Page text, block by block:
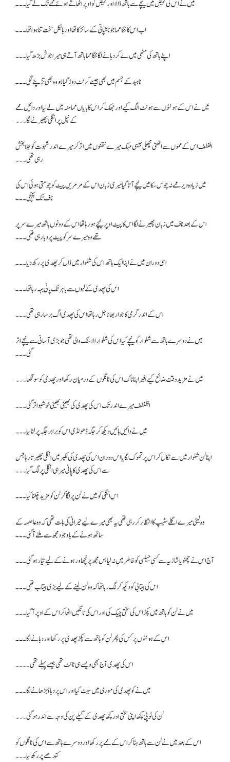
میں نے اس کی قمیض میں نیچے سے ہاتھ ڈالا اور قمیض کو اوپر اٹھاتے ہوئے مممے تک لے گیا ۔۔۔
اب اس کا ننگا مما جو ناشپاتی کے سائز کا تھا اور بالکل سخت تنا ہوا تھا۔۔۔
اپنے ہاتھ کی مٹھی میں لے کر دبانے لگا ننگا مما ہاتھ آتے ہی میرا جوش بڑھ گیا۔۔۔
ناہید کے جسم میں بھی جیسے کرنٹ دوڑ گیا ہو وہ بھی تڑپنے لگی۔۔۔
میں نے اس کے ہونٹوں سے ہونٹ الگ کیے اور جھک کر اس کا بایاں مما منہ میں لے لیا اور دائیں ممے
کے نپل پر انگلی پھیرنے لگا۔۔۔
افففف اس کے مموں سے اٹھتی مچھلی جیسی مہک میرے نتھنوں میں اتر کر میرے اندر شہوت کو جلا بخش
رہی تھی۔۔۔
میں زیادہ دیر ممے نہ چوس سکا میں نیچے آتا گیا میری زبان اس کے مرمریں پیٹ کو چومتی ہوئی اس کی
ناف تک پہنچی ۔۔۔
اس کے بعد ناف میں زبان پھیرنے لگا اس کا پیٹ اوپر نیچے ہو رہا تھا اس کے دونوں ہاتھ میرے سر پر
تھے وہ میرے سر کو پیٹ پر دبا رہی تھی۔۔۔
اسی دوران میں نے اپنا ایک ہاتھ اس کی شلوار میں ڈال کر پھدی پر رکھ دیا۔۔۔
اس کی پھدی کے لبوں سے باہر تک پانی بہہ رہا تھا۔۔۔
اس کے اندر گرمی کا جوار بھاٹا جل رہا تھا اس کی پھدی اگ برسا رہی تھی۔۔۔
میں نے دوسرے ہاتھ سے شلوار کو نیچے کیا اس کی شلوار الاسٹک والی تھی جو بڑی آسانی سے نیچے اتر
گئی۔۔۔
میں نے مزید وقت ضائع کیے بغیر اپنا ناک اس کی ٹانگوں کے درمیان رکھا اور پھدی کو سونگھا۔۔۔
اففففف میرے اندر تک اس کی پھدی کی بھینی بھینی خوشبو اتر گئی۔۔۔
میں نے دائیں بائیں دیکھ کر جگہ ڈھونڈی اس کو برابر جگہ پر لٹا لیا۔۔۔
اپنا لن شلوار میں سے نکال کر اس پر تھوک لگایا اس دوران اس کی پھدی کی لکیر میں انگلی پھیرتا رہا جس
سے اس کی پھدی کا پانی میرہی انگلی پر لگ گیا۔۔۔
اس انگلی کو میں نے لن پر لگا کر لن کو مزید چکنا کیا۔۔۔
وہ لیٹی میرے اگلے سٹیپ کا انتظار کر رہی تھی یہ بھی میرے لیے حیرانی کی بات تھی کہ وہ عاصمہ کے
ساتھ ہونے کے باوجود مجھ سے ملنے آ گئی ۔۔۔
آج اس نے چھنو یا شازیہ سے کسی جیلسی کو خاطر میں نہ لیا بس مجھ پر نچھاور ہونے کے لیے تیار ہو گئی۔۔۔
اس کی بیتابی کو دیکھ کر لگ رہا تھا کہ وہ لن لینے کے لیے بڑی بیتاب تھی۔۔۔
میں نے لن کو ہاتھ میں پکڑ اس کی سختی چیک کی اور اس کی ٹانگیں اٹھا کر اس کے اوپر آ گیا۔۔۔
اس کے ہونٹوں پر کس کی پھر لن کو ہاتھ سے پکڑ پھدی پر رکھا اور دبانے لگا۔۔۔
اس کی پھدی آج بھی ویسے ہی ٹائٹ تھی جیسے پہلے تھی۔۔۔۔
میں نے کو پھدی کی موری میں سیٹ کیا اور اس پر دباؤ بڑھانے لگا۔۔۔
لن کی ٹوپی کچھ اپنی سختی اور کچھ پھدی کے گیلے پن کی وجہ سے اندر ہو گئی۔۔۔
اس کے بعد میں نے لن سے ہاتھ ہٹا کر اس کے ممے پر رکھا اور دوسرے ہاتھ سے اس کی ٹانگوں کو
کندھے پر رکھ لیا۔۔۔